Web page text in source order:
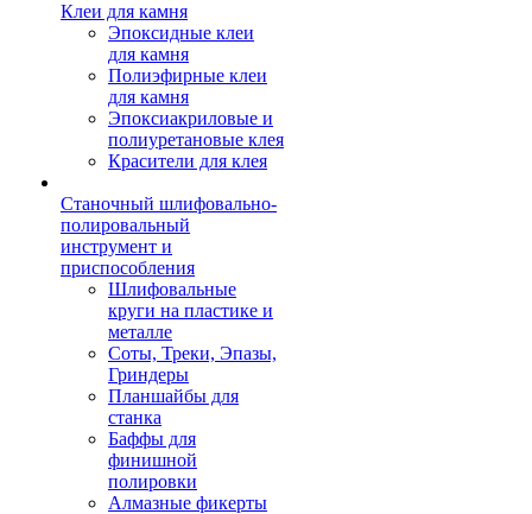
Клеи для камня
Эпоксидные клеи
для камня
Полиэфирные клеи
для камня
Эпоксиакриловые и
полиуретановые клея
Красители для клея
Станочный шлифовально-
полировальный
инструмент и
приспособления
Шлифовальные
круги на пластике и
металле
Соты, Треки, Эпазы,
Гриндеры
Планшайбы для
станка
Баффы для
финишной
полировки
Алмазные фикерты